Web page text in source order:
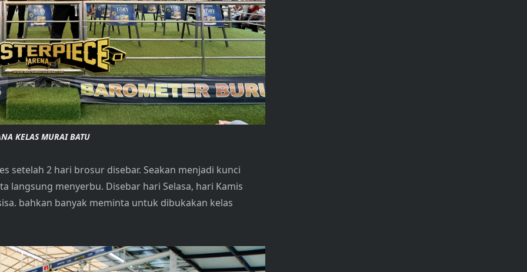
KELAS MURAI BATU
setelah 2 hari brosur disebar. Seakan menjadi kunci
langsung menyerbu. Disebar hari Selasa, hari Kamis
bahkan banyak meminta untuk dibukakan kelas